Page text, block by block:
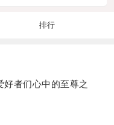
排行
者们心中的至尊之